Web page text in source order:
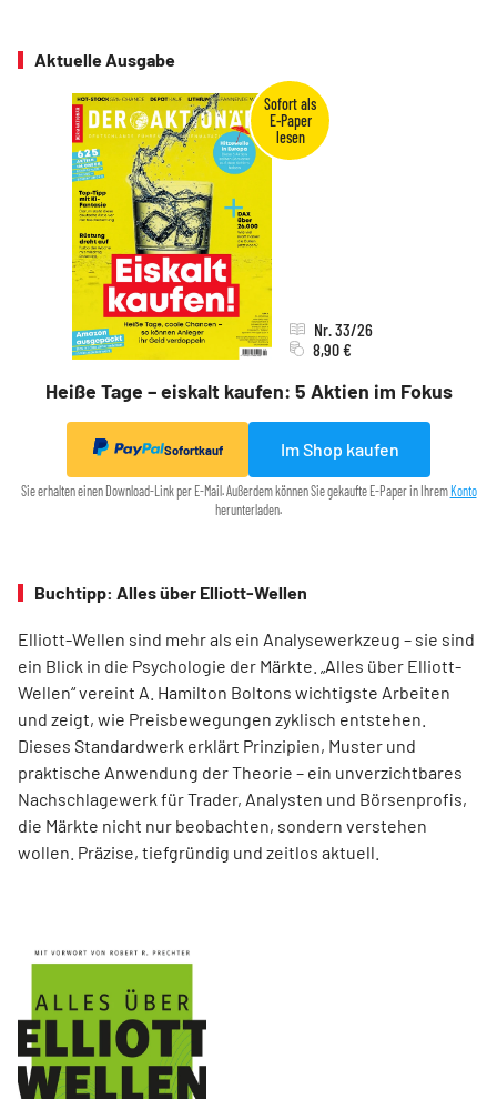
Aktuelle Ausgabe
Heiße Tage – eiskalt kaufen: 5 Aktien im Fokus
Nr. 33/26
8,90 €
Sofortkauf Im Shop kaufen
Sie erhalten einen Download-Link per E-Mail. Außerdem können Sie gekaufte E-Paper in Ihrem Konto
herunterladen.
Buchtipp: Alles über Elliott-Wellen
Elliott-Wellen sind mehr als ein Analysewerkzeug – sie sind
ein Blick in die Psychologie der Märkte. „Alles über Elliott-
Wellen“ vereint A. Hamilton Boltons wichtigste Arbeiten
und zeigt, wie Preisbewegungen zyklisch entstehen.
Dieses Standardwerk erklärt Prinzipien, Muster und
praktische Anwendung der Theorie – ein unverzichtbares
Nachschlagewerk für Trader, Analysten und Börsenprofis,
die Märkte nicht nur beobachten, sondern verstehen
wollen. Präzise, tiefgründig und zeitlos aktuell.